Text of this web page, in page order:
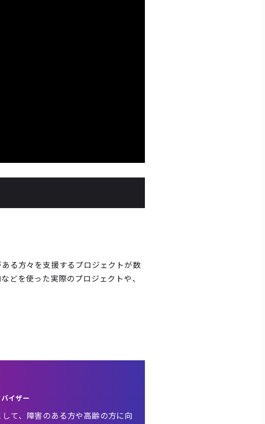
る方々を支援するプロジェクトが数
どを使った実際のプロジェクトや、
イザー
て、障害のある方や高齢の方に向